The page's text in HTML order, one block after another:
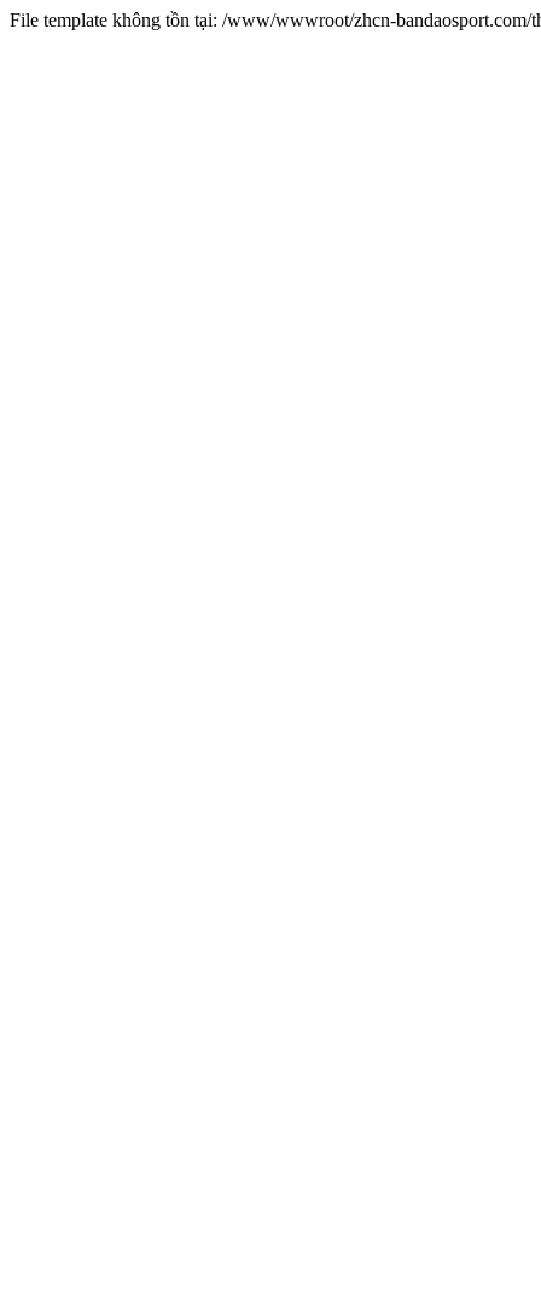
File template không tồn tại: /www/wwwroot/zhcn-bandaosport.com/